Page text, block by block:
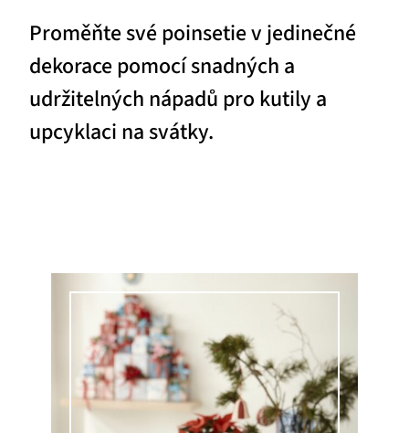
Proměňte své poinsetie v jedinečné
dekorace pomocí snadných a
udržitelných nápadů pro kutily a
upcyklaci na svátky.